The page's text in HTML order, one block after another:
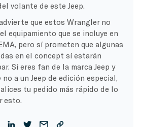
volante de este Jeep.
que estos Wrangler no
equipamiento que se incluye en
pero sí prometen que algunas
en el concept sí estarán
Si eres fan de la marca Jeep y
no a un Jeep de edición especial,
tu pedido más rápido de lo
esto.